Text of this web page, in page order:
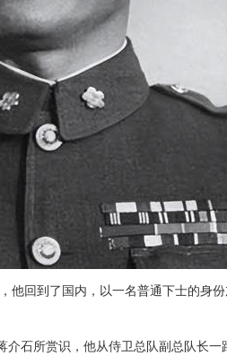
他回到了国内，以一名普通下士的身
介石所赏识，他从侍卫总队副总队长